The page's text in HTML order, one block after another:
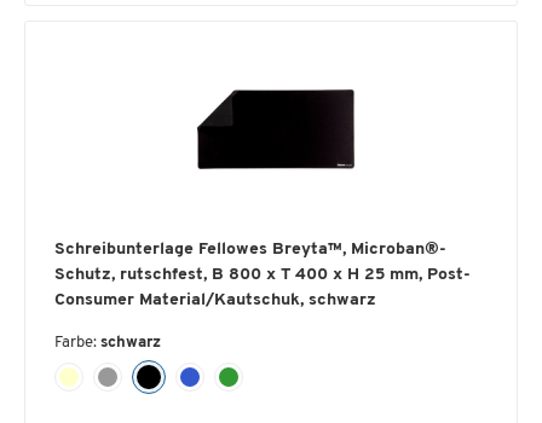
Schreibunterlage Fellowes Breyta™, Microban®-
Schutz, rutschfest, B 800 x T 400 x H 25 mm, Post-
Consumer Material/Kautschuk, schwarz
Farbe: schwarz